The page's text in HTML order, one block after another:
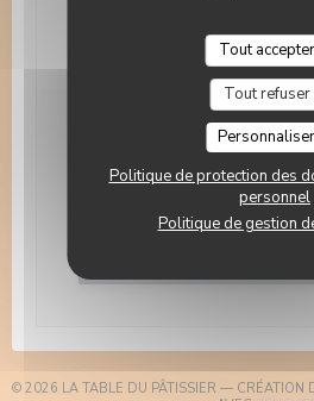
Tout accepter
Tout refuser
Personnaliser
Politique de protection des
personnel
Politique de gestion
Newsletter
Inscrivez-vous à notre lettre
des communications
marketing par
© 2026 LA TABLE DU PÂTISSIER — CRÉATION